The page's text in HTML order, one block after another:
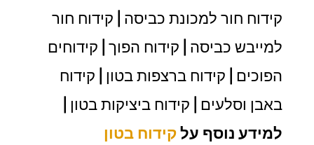
קידוח חור למכונת כביסה | קידוח חור
למייבש כביסה | קידוח הפוך | קידוחים
הפוכים | קידוח ברצפות בטון | קידוח
באבן וסלעים | קידוח ביציקות בטון |
למידע נוסף עלקידוח בטון